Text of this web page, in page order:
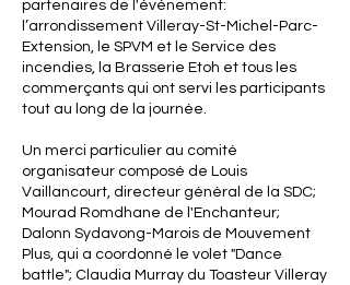
partenaires de l'événement:
l’arrondissement Villeray-St-Michel-Parc-
Extension, le SPVM et le Service des
incendies, la Brasserie Etoh et tous les
commerçants qui ont servi les participants
tout au long de la journée.
Un merci particulier au comité
organisateur composé de Louis
Vaillancourt, directeur général de la SDC;
Mourad Romdhane de l'Enchanteur;
Dalonn Sydavong-Marois de Mouvement
Plus, qui a coordonné le volet "Dance
battle"; Claudia Murray du Toasteur Villeray